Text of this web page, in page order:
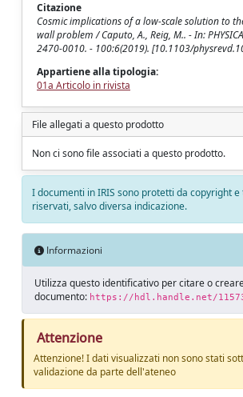
Citazione
Cosmic implications of a low-scale solution to
wall problem / Caputo, A., Reig, M.. - In:
2470-0010. - 100:6(2019). [10.1103/
Appartiene alla tipologia:
01a Articolo in rivista
File allegati a questo prodotto
Non ci sono file associati a questo prodotto.
I documenti in IRIS sono protetti da copyright
riservati, salvo diversa indicazione.
Informazioni
Utilizza questo identificativo per citare o
documento: https://hdl.handle.net/
Attenzione
Attenzione! I dati visualizzati non sono stati
validazione da parte dell'ateneo